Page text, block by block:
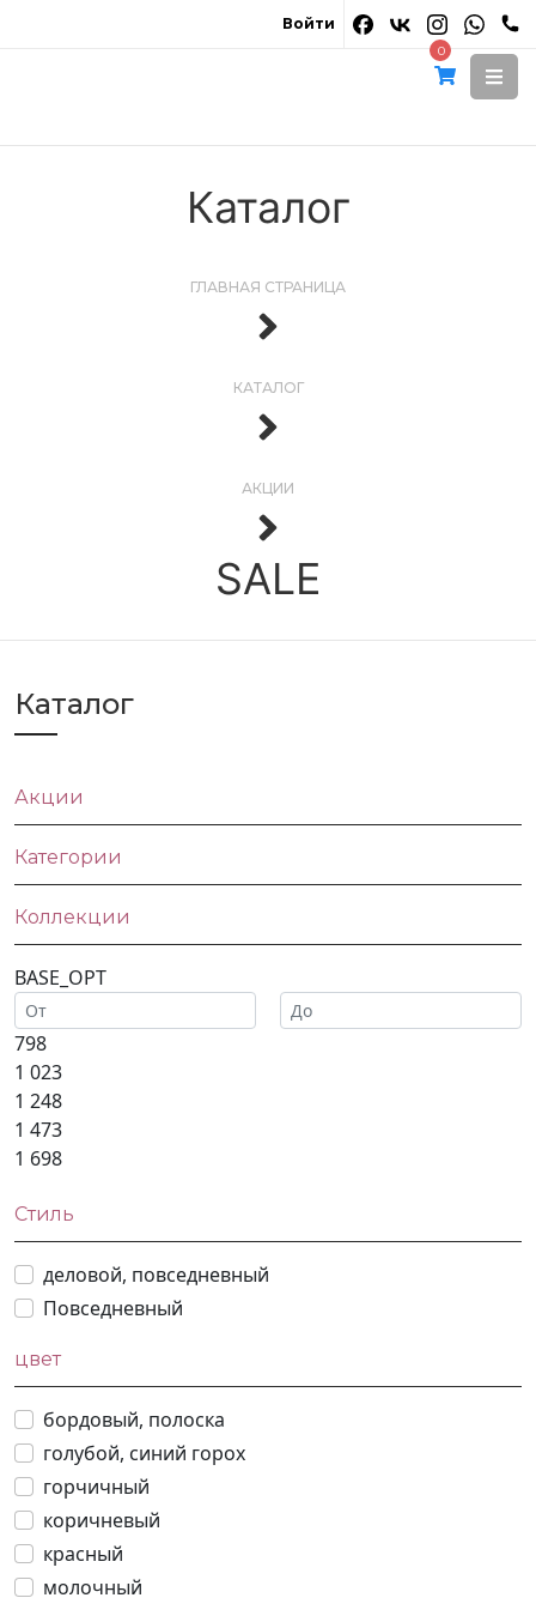
Войти
0
Каталог
ГЛАВНАЯ СТРАНИЦА
КАТАЛОГ
АКЦИИ
SALE
Каталог
Акции
Категории
Коллекции
BASE_OPT
798
1 023
1 248
1 473
1 698
Стиль
деловой, повседневный
Повседневный
цвет
бордовый, полоска
голубой, синий горох
горчичный
коричневый
красный
молочный